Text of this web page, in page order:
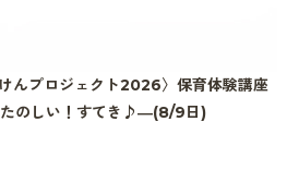
んプロジェクト2026〉保育体験講座
のしい！すてき♪―(8/9日)